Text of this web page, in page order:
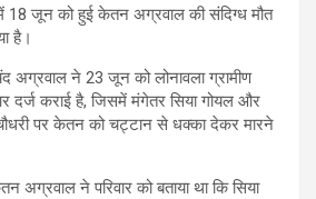
18 जून को हुई केतन अग्रवाल की संदिग्ध मौत
है।
अग्रवाल ने 23 जून को लोनावला ग्रामीण
कराई है, जिसमें मंगेतर सिया गोयल और
पर केतन को चट्टान से धक्का देकर मारने
ने परिवार को बताया था कि सिया